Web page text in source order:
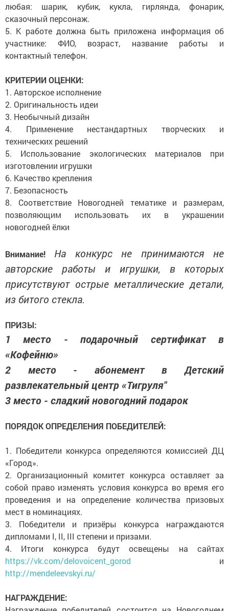
любая: шарик, кубик, кукла, гирлянда, фонарик,
сказочный персонаж.
5. К работе должна быть приложена информация об
участнике: ФИО, возраст, название работы и
контактный телефон.
КРИТЕРИИ ОЦЕНКИ:
1. Авторское исполнение
2. Оригинальность идеи
3. Необычный дизайн
4. Применение нестандартных творческих и
технических решений
5. Использование экологических материалов при
изготовлении игрушки
6. Качество крепления
7. Безопасность
8. Соответствие Новогодней тематике и размерам,
позволяющим использовать их в украшении
новогодней ёлки
Внимание!
На конкурс не принимаются не
авторские работы и игрушки, в которых
присутствуют острые металлические детали,
из битого стекла.
ПРИЗЫ:
1 место - подарочный сертификат в
«Кофейню»
2 место - абонемент в Детский
развлекательный центр «Тигруля"
3 место - сладкий новогодний подарок
ПОРЯДОК ОПРЕДЕЛЕНИЯ ПОБЕДИТЕЛЕЙ:
1. Победители конкурса определяются комиссией ДЦ
«Город».
2. Организационный комитет конкурса оставляет за
собой право изменять условия конкурса во время его
проведения и на определение количества призовых
мест в номинациях.
3. Победители и призёры конкурса награждаются
дипломами I, II, III степени и призами.
4. Итоги конкурса будут освещены на сайтах
https://vk.com/delovoicent_gorod и
http://mendeleevskyi.ru/
НАГРАЖДЕНИЕ: